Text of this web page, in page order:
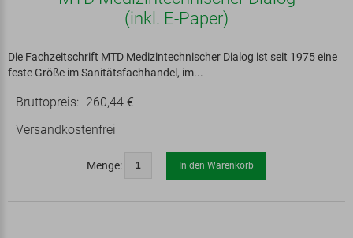
(inkl. E-Paper)
Die Fachzeitschrift MTD Medizintechnischer Dialog ist seit 1975 eine
feste Größe im Sanitätsfachhandel, im...
Bruttopreis: 260,44 €
Versandkostenfrei
Menge: In den Warenkorb